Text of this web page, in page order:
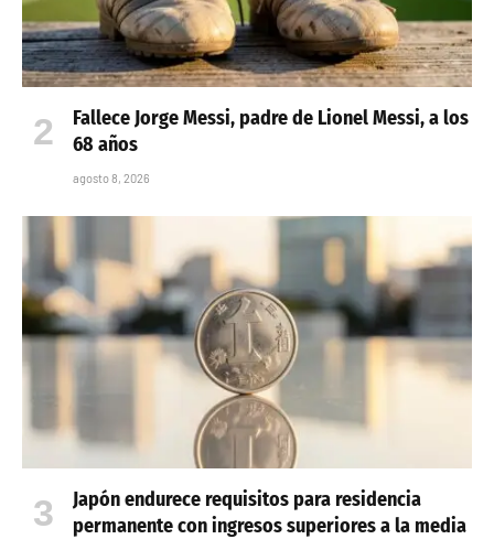
Fallece Jorge Messi, padre de Lionel Messi, a los
68 años
agosto 8, 2026
Japón endurece requisitos para residencia
permanente con ingresos superiores a la media